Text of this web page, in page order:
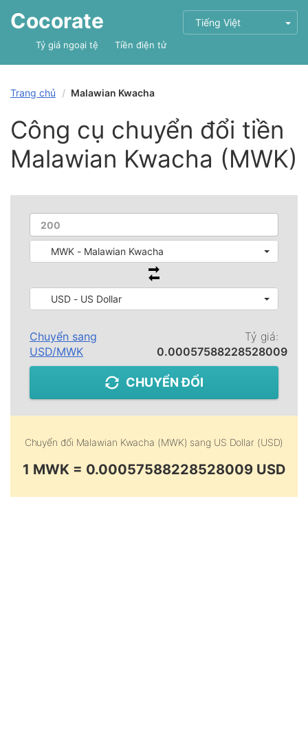
Cocorate Tiếng Việt
Tỷ giá ngoại tệ Tiền điện tử
Trang chủ Malawian Kwacha
Công cụ chuyển đổi tiền
Malawian Kwacha (MWK)
MWK - Malawian Kwacha
USD - US Dollar
Chuyển sang
USD/MWK
Tỷ giá:
0.00057588228528009
CHUYỂN ĐỔI
Chuyển đổi Malawian Kwacha (MWK) sang US Dollar (USD)
1 MWK = 0.00057588228528009 USD